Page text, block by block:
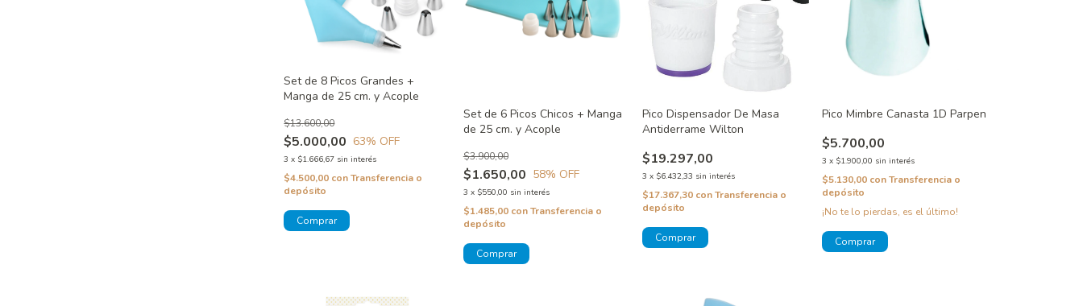
Set de 8 Picos Grandes +
Manga de 25 cm. y Acople
$5.000,00
$13.600,00
63% OFF
3 x $1.666,67 sin interés
$4.500,00 con Transferencia o
depósito
Set de 6 Picos Chicos + Manga
de 25 cm. y Acople
$1.650,00
$3.900,00
58% OFF
3 x $550,00 sin interés
$1.485,00 con Transferencia o
depósito
Pico Dispensador De Masa
Antiderrame Wilton
$19.297,00
3 x $6.432,33 sin interés
$17.367,30 conTransferencia o
depósito
Pico Mimbre Canasta 1D Parpen
$5.700,00
3 x $1.900,00 sin interés
$5.130,00 con Transferencia o
depósito
¡No te lo pierdas, es el último!